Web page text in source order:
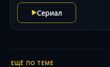
Сериал
ЕЩЁ ПО ТЕМЕ